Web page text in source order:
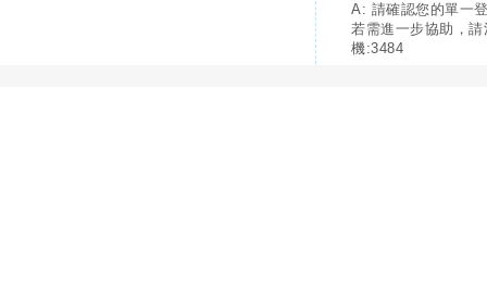
A: 請確認您的單一
若需進一步協助，
機:3484